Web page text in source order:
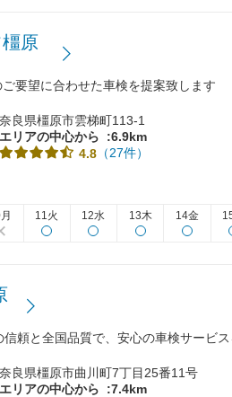
原
要望に合わせた車検を提案致します
奈良県橿原市雲梯町113-1
エリアの中心から
:6.9km
4.8 （27件）
11火 12水 13木 14金
頼と全国品質で、安心の車検サービス
奈良県橿原市曲川町7丁目25番11号
エリアの中心から
:7.4km